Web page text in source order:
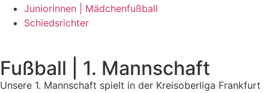
Juniorinnen | Mädchenfußball
Schiedsrichter
Fußball | 1. Mannschaft
Unsere 1. Mannschaft spielt in der Kreisoberliga Frankfurt